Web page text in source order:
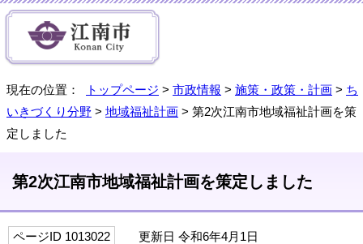
現在の位置： トップページ > 市政情報 > 施策・政策・計画 > ち
いきづくり分野 > 地域福祉計画 > 第2次江南市地域福祉計画を策
定しました
第2次江南市地域福祉計画を策定しました
ページID 1013022 更新日 令和6年4月1日